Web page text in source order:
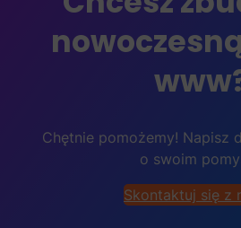
Chętnie pomożemy! Napisz
o swoim
Skontaktuj się z